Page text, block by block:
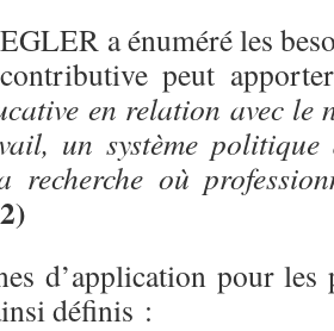
a énuméré les
peut
en relation avec le
un système politique
recherche où
d’application pour les
définis :